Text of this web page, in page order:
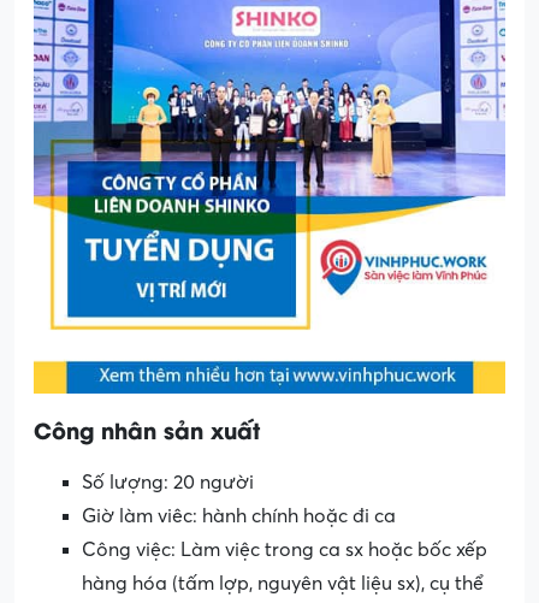
Công nhân sản xuất
Số lượng: 20 người
Giờ làm viêc: hành chính hoặc đi ca
Công việc: Làm việc trong ca sx hoặc bốc xếp
hàng hóa (tấm lợp, nguyên vật liệu sx), cụ thể